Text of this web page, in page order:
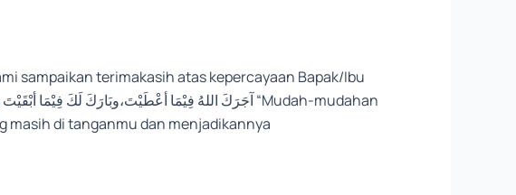
sampaikan terimakasih atas kepercayaan Bapak/Ibu
masih di tanganmu dan menjadikannya